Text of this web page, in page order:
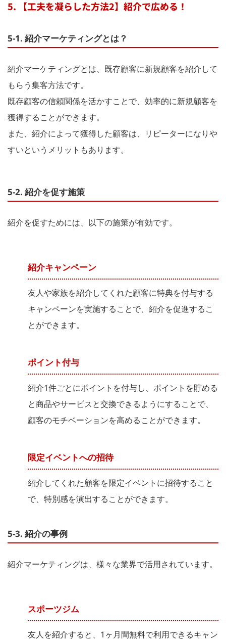
5. 【工夫を凝らした方法2】紹介で広める！
5-1. 紹介マーケティングとは？
紹介マーケティングとは、既存顧客に新規顧客を紹介して
もらう集客方法です。
既存顧客の信頼関係を活かすことで、効率的に新規顧客を
獲得することができます。
また、紹介によって獲得した顧客は、リピーターになりや
すいというメリットもあります。
5-2. 紹介を促す施策
紹介を促すためには、以下の施策が有効です。
紹介キャンペーン
友人や家族を紹介してくれた顧客に特典を付与する
キャンペーンを実施することで、紹介を促進するこ
とができます。
ポイント付与
紹介1件ごとにポイントを付与し、ポイントを貯める
と商品やサービスと交換できるようにすることで、
顧客のモチベーションを高めることができます。
限定イベントへの招待
紹介してくれた顧客を限定イベントに招待すること
で、特別感を演出することができます。
5-3. 紹介の事例
紹介マーケティングは、様々な業界で活用されています。
スポーツジム
友人を紹介すると、1ヶ月間無料で利用できるキャン